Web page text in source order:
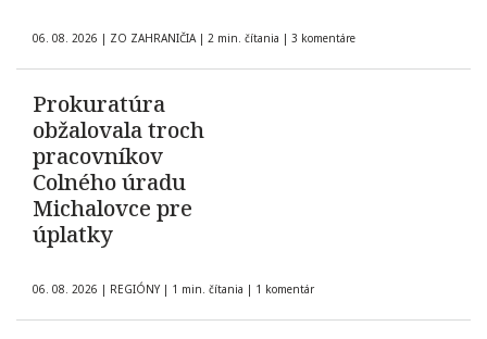
06. 08. 2026 | ZO ZAHRANIČIA | 2 min. čítania | 3 komentáre
Prokuratúra
obžalovala troch
pracovníkov
Colného úradu
Michalovce pre
úplatky
06. 08. 2026 | REGIÓNY | 1 min. čítania | 1 komentár